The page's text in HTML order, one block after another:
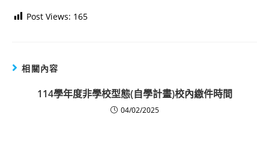
Post Views: 165
相關內容
114學年度非學校型態(自學計畫)校內繳件時間
04/02/2025